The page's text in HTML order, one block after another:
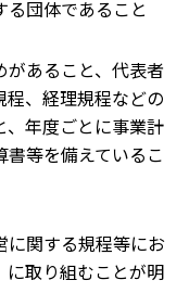
団体であること
があること、代表者
、経理規程などの
年度ごとに事業計
等を備えているこ
に関する規程等にお
に取り組むことが明